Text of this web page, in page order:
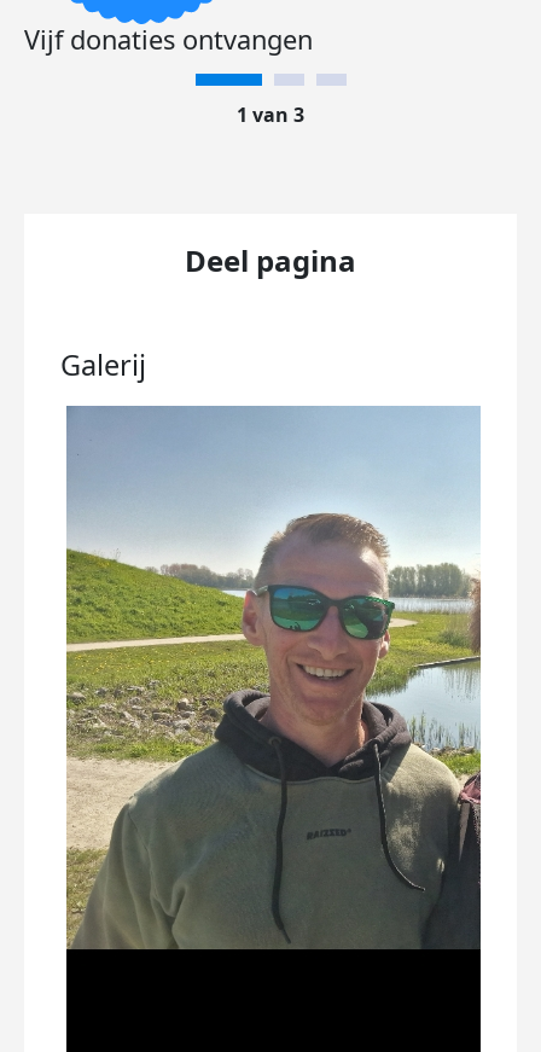
Vijf donaties ontvangen
1 van 3
Deel pagina
Galerij